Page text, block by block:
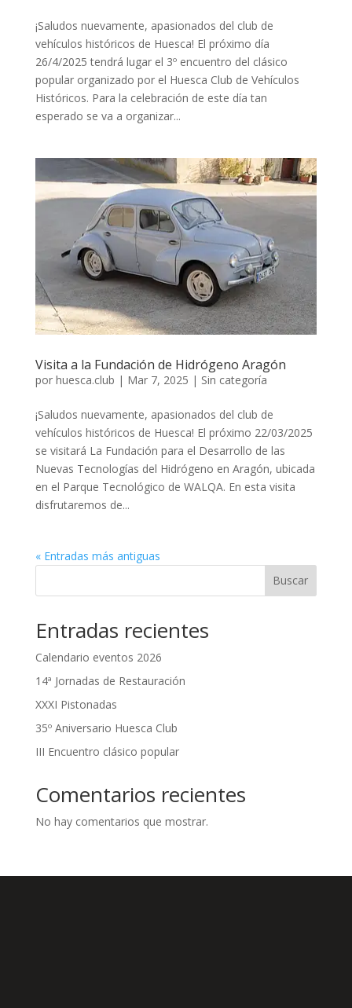
¡Saludos nuevamente, apasionados del club de
vehículos históricos de Huesca! El próximo día
26/4/2025 tendrá lugar el 3º encuentro del clásico
popular organizado por el Huesca Club de Vehículos
Históricos. Para la celebración de este día tan
esperado se va a organizar...
Visita a la Fundación de Hidrógeno Aragón
por huesca.club | Mar 7, 2025 | Sin categoría
¡Saludos nuevamente, apasionados del club de
vehículos históricos de Huesca! El próximo 22/03/2025
se visitará La Fundación para el Desarrollo de las
Nuevas Tecnologías del Hidrógeno en Aragón, ubicada
en el Parque Tecnológico de WALQA. En esta visita
disfrutaremos de...
« Entradas más antiguas
Buscar
Entradas recientes
Calendario eventos 2026
14ª Jornadas de Restauración
XXXI Pistonadas
35º Aniversario Huesca Club
III Encuentro clásico popular
Comentarios recientes
No hay comentarios que mostrar.